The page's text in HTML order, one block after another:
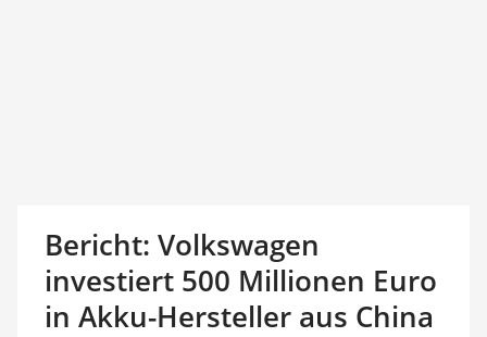
Bericht: Volkswagen
investiert 500 Millionen Euro
in Akku-Hersteller aus China